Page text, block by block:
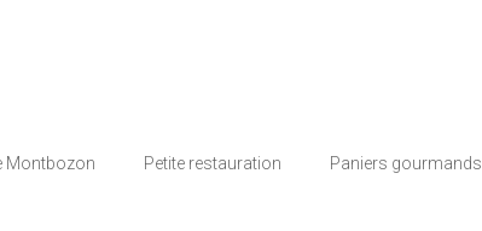
Montbozon Petite restauration Paniers gourmands